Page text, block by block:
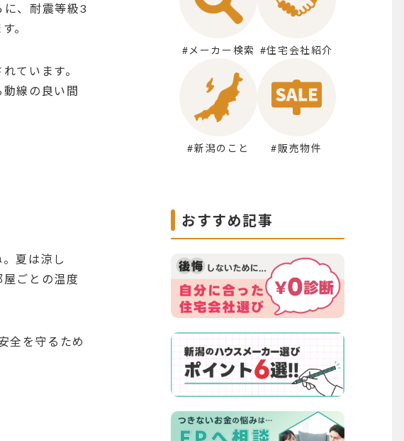
に、耐震等級3
。
ています。
線の良い間
夏は涼し
ごとの温度
全を守るため
#メーカー検索 #住宅会社紹介
#新潟のこと #販売物件
おすすめ記事